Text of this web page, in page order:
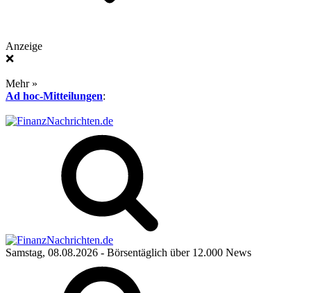
Anzeige
❌
Mehr »
Ad hoc-Mitteilungen:
Samstag, 08.08.2026 - Börsentäglich über 12.000 News